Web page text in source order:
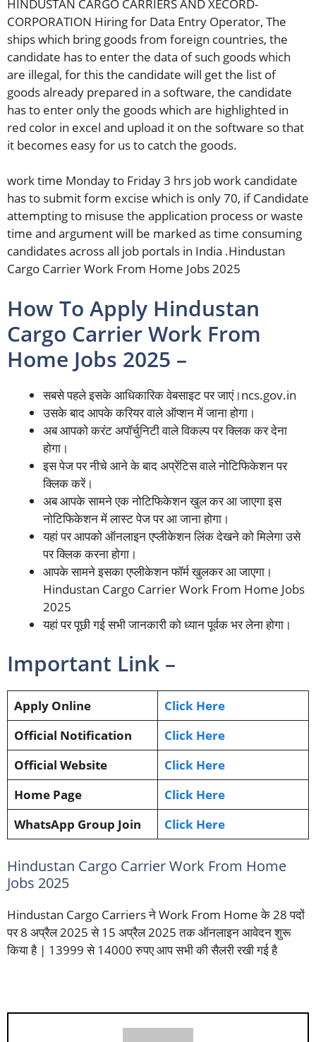
HINDUSTAN CARGO CARRIERS AND XECORD-
CORPORATION Hiring for Data Entry Operator, The
ships which bring goods from foreign countries, the
candidate has to enter the data of such goods which
are illegal, for this the candidate will get the list of
goods already prepared in a software, the candidate
has to enter only the goods which are highlighted in
red color in excel and upload it on the software so that
it becomes easy for us to catch the goods.
work time Monday to Friday 3 hrs job work candidate
has to submit form excise which is only 70, if Candidate
attempting to misuse the application process or waste
time and argument will be marked as time consuming
candidates across all job portals in India .Hindustan
Cargo Carrier Work From Home Jobs 2025
How To Apply Hindustan
Cargo Carrier Work From
Home Jobs 2025 –
सबसे पहले इसके आधिकारिक वेबसाइट पर जाएं।ncs.gov.in
उसके बाद आपके करियर वाले ऑप्शन में जाना होगा।
अब आपको करंट अपॉर्चुनिटी वाले विकल्प पर क्लिक कर देना
होगा।
इस पेज पर नीचे आने के बाद अप्रेंटिस वाले नोटिफिकेशन पर
क्लिक करें।
अब आपके सामने एक नोटिफिकेशन खुल कर आ जाएगा इस
नोटिफिकेशन में लास्ट पेज पर आ जाना होगा।
यहां पर आपको ऑनलाइन एप्लीकेशन लिंक देखने को मिलेगा उसे
पर क्लिक करना होगा।
आपके सामने इसका एप्लीकेशन फॉर्म खुलकर आ जाएगा।
Hindustan Cargo Carrier Work From Home Jobs
2025
यहां पर पूछी गई सभी जानकारी को ध्यान पूर्वक भर लेना होगा।
Important Link –
Apply Online
Click Here
Official Notification
Click Here
Official Website
Click Here
Home Page
Click Here
WhatsApp Group Join
Click Here
Hindustan Cargo Carrier Work From Home
Jobs 2025
Hindustan Cargo Carriers ने Work From Home के 28 पदों
पर 8 अप्रैल 2025 से 15 अप्रैल 2025 तक ऑनलाइन आवेदन शुरू
किया है | 13999 से 14000 रुपए आप सभी की सैलरी रखी गई है